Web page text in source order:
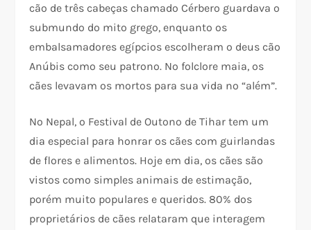
cão de três cabeças chamado Cérbero guardava o
submundo do mito grego, enquanto os
embalsamadores egípcios escolheram o deus cão
Anúbis como seu patrono. No folclore maia, os
cães levavam os mortos para sua vida no “além”.
No Nepal, o Festival de Outono de Tihar tem um
dia especial para honrar os cães com guirlandas
de flores e alimentos. Hoje em dia, os cães são
vistos como simples animais de estimação,
porém muito populares e queridos. 80% dos
proprietários de cães relataram que interagem